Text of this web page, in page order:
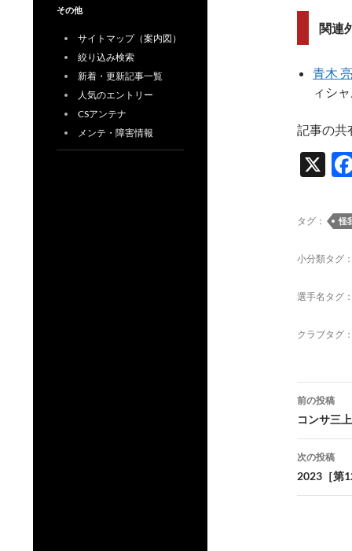
関連
青木
ィシ
記事の共
X
タグ： 怪
小分類タグ：
選手名タグ：
クラブタグ：
投
稿
ナ
ビ
前の投稿
コンサ三
次の投稿
2023［第
その他
サイトマップ（案内図）
絞り込み検索
新着・更新記事一覧
人気のエントリー
CSアンテナ
メンテ・障害情報